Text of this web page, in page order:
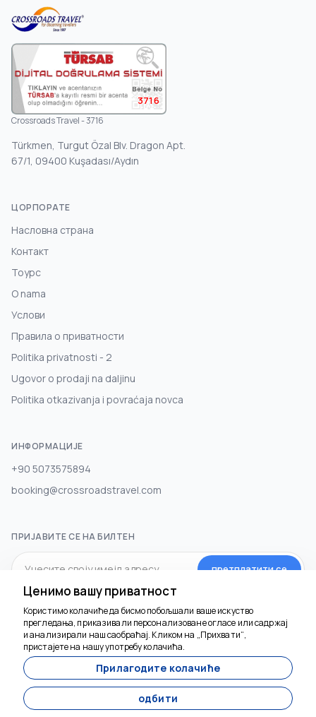
3716
Crossroads Travel - 3716
Türkmen, Turgut Özal Blv. Dragon Apt.
67/1, 09400 Kuşadası/Aydın
ЦОРПОРАТЕ
Насловна страна
Контакт
Тоурс
O nama
Услови
Правила о приватности
Politika privatnosti - 2
Ugovor o prodaji na daljinu
Politika otkazivanja i povraćaja novca
ИНФОРМАЦИЈЕ
+90 5073575894
booking@crossroadstravel.com
ПРИЈАВИТЕ СЕ НА БИЛТЕН
претплатити се
ДРУШТВЕНИ МЕДИЈИ
Ценимо вашу приватност
Користимо колачиће да бисмо побољшали ваше искуство
прегледања, приказивали персонализоване огласе или садржај
и анализирали наш саобраћај. Кликом на „Прихвати“,
пристајете на нашу употребу колачића.
Прилагодите колачиће
одбити